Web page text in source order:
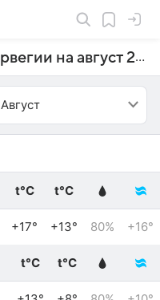
Прогноз погоды в Норвегии на август 2012 года
Август
t°C t°C
+17° +13° 80% +16°
t°C t°C